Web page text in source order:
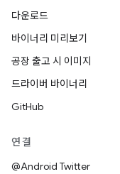
다운로드
바이너리 미리보기
공장 출고 시 이미지
드라이버 바이너리
GitHub
연결
@Android Twitter